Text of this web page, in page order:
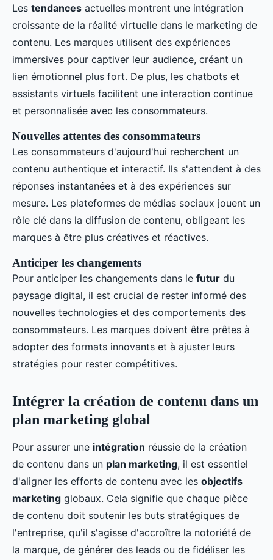
Les tendances actuelles montrent une intégration
croissante de la réalité virtuelle dans le marketing de
contenu. Les marques utilisent des expériences
immersives pour captiver leur audience, créant un
lien émotionnel plus fort. De plus, les chatbots et
assistants virtuels facilitent une interaction continue
et personnalisée avec les consommateurs.
Nouvelles attentes des consommateurs
Les consommateurs d'aujourd'hui recherchent un
contenu authentique et interactif. Ils s'attendent à des
réponses instantanées et à des expériences sur
mesure. Les plateformes de médias sociaux jouent un
rôle clé dans la diffusion de contenu, obligeant les
marques à être plus créatives et réactives.
Anticiper les changements
Pour anticiper les changements dans le futur du
paysage digital, il est crucial de rester informé des
nouvelles technologies et des comportements des
consommateurs. Les marques doivent être prêtes à
adopter des formats innovants et à ajuster leurs
stratégies pour rester compétitives.
Intégrer la création de contenu dans un
plan marketing global
Pour assurer une intégration réussie de la création
de contenu dans un plan marketing, il est essentiel
d'aligner les efforts de contenu avec les objectifs
marketing globaux. Cela signifie que chaque pièce
de contenu doit soutenir les buts stratégiques de
l'entreprise, qu'il s'agisse d'accroître la notoriété de
la marque, de générer des leads ou de fidéliser les